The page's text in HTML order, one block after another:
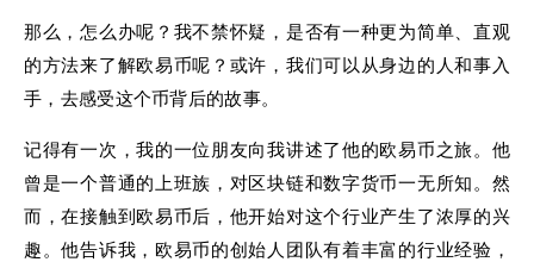
那么，怎么办呢？我不禁怀疑，是否有一种更为简单、直观
的方法来了解欧易币呢？或许，我们可以从身边的人和事入
手，去感受这个币背后的故事。
记得有一次，我的一位朋友向我讲述了他的欧易币之旅。他
曾是一个普通的上班族，对区块链和数字货币一无所知。然
而，在接触到欧易币后，他开始对这个行业产生了浓厚的兴
趣。他告诉我，欧易币的创始人团队有着丰富的行业经验，